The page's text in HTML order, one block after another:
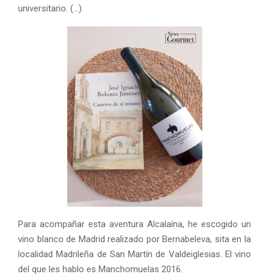
universitario. (…).
Para acompañar esta aventura Alcalaína, he escogido un
vino blanco de Madrid realizado por Bernabeleva, sita en la
localidad Madrileña de San Martín de Valdeiglesias. El vino
del que les hablo es Manchomuelas 2016.